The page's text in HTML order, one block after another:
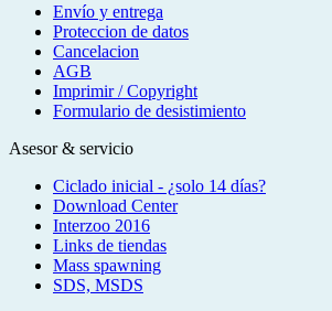
Envío y entrega
Proteccion de datos
Cancelacion
AGB
Imprimir / Copyright
Formulario de desistimiento
Asesor & servicio
Ciclado inicial - ¿solo 14 días?
Download Center
Interzoo 2016
Links de tiendas
Mass spawning
SDS, MSDS